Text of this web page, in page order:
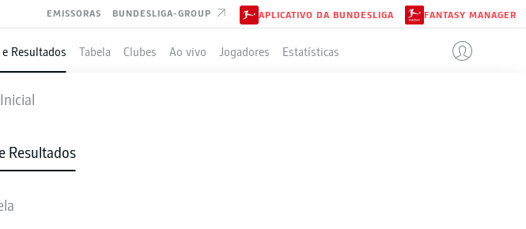
EMISSORAS BUNDESLIGA-GROUP APLICATIVO DA BUNDESLIGA FANTASY MANAGER
Resultados Tabela Clubes Ao vivo Jogadores Estatísticas
Resultados
WOLFSBURG